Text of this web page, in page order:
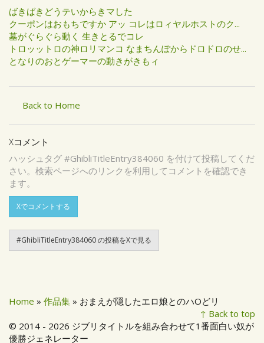
ばきばきどうテいからきマした
クーポンはおもちですか アッ コレはロィヤルホストのク...
墓がぐらぐら動く 生きとるでコレ
トロッットロの神ロリマンコ なまちんぽからドロドロのせ...
となりのおとゲーマーの動きがきもィ
Back to Home
Xコメント
ハッシュタグ #GhibliTitleEntry384060 を付けて投稿してくだ
さい。検索ページへのリンクを利用してコメントを確認でき
ます。
Xでコメントする
#GhibliTitleEntry384060 の投稿をXで見る
Home » 作品集 » おまえが隠したエロ娘とのハOどリ
↑ Back to top
© 2014 - 2026 ジブリタイトルを組み合わせて1番面白い奴が
優勝ジェネレーター